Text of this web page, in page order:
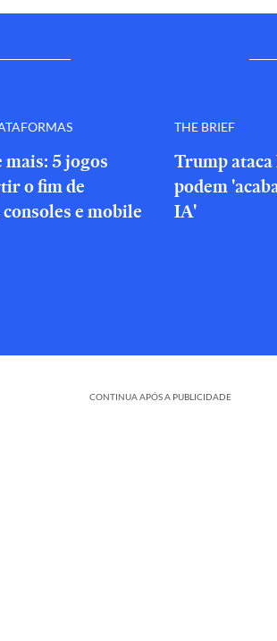
5 jogos
o fim de
e mobile
THE BRIEF
Trump
podem
IA'
CONTINUA APÓS A PUBLICIDADE